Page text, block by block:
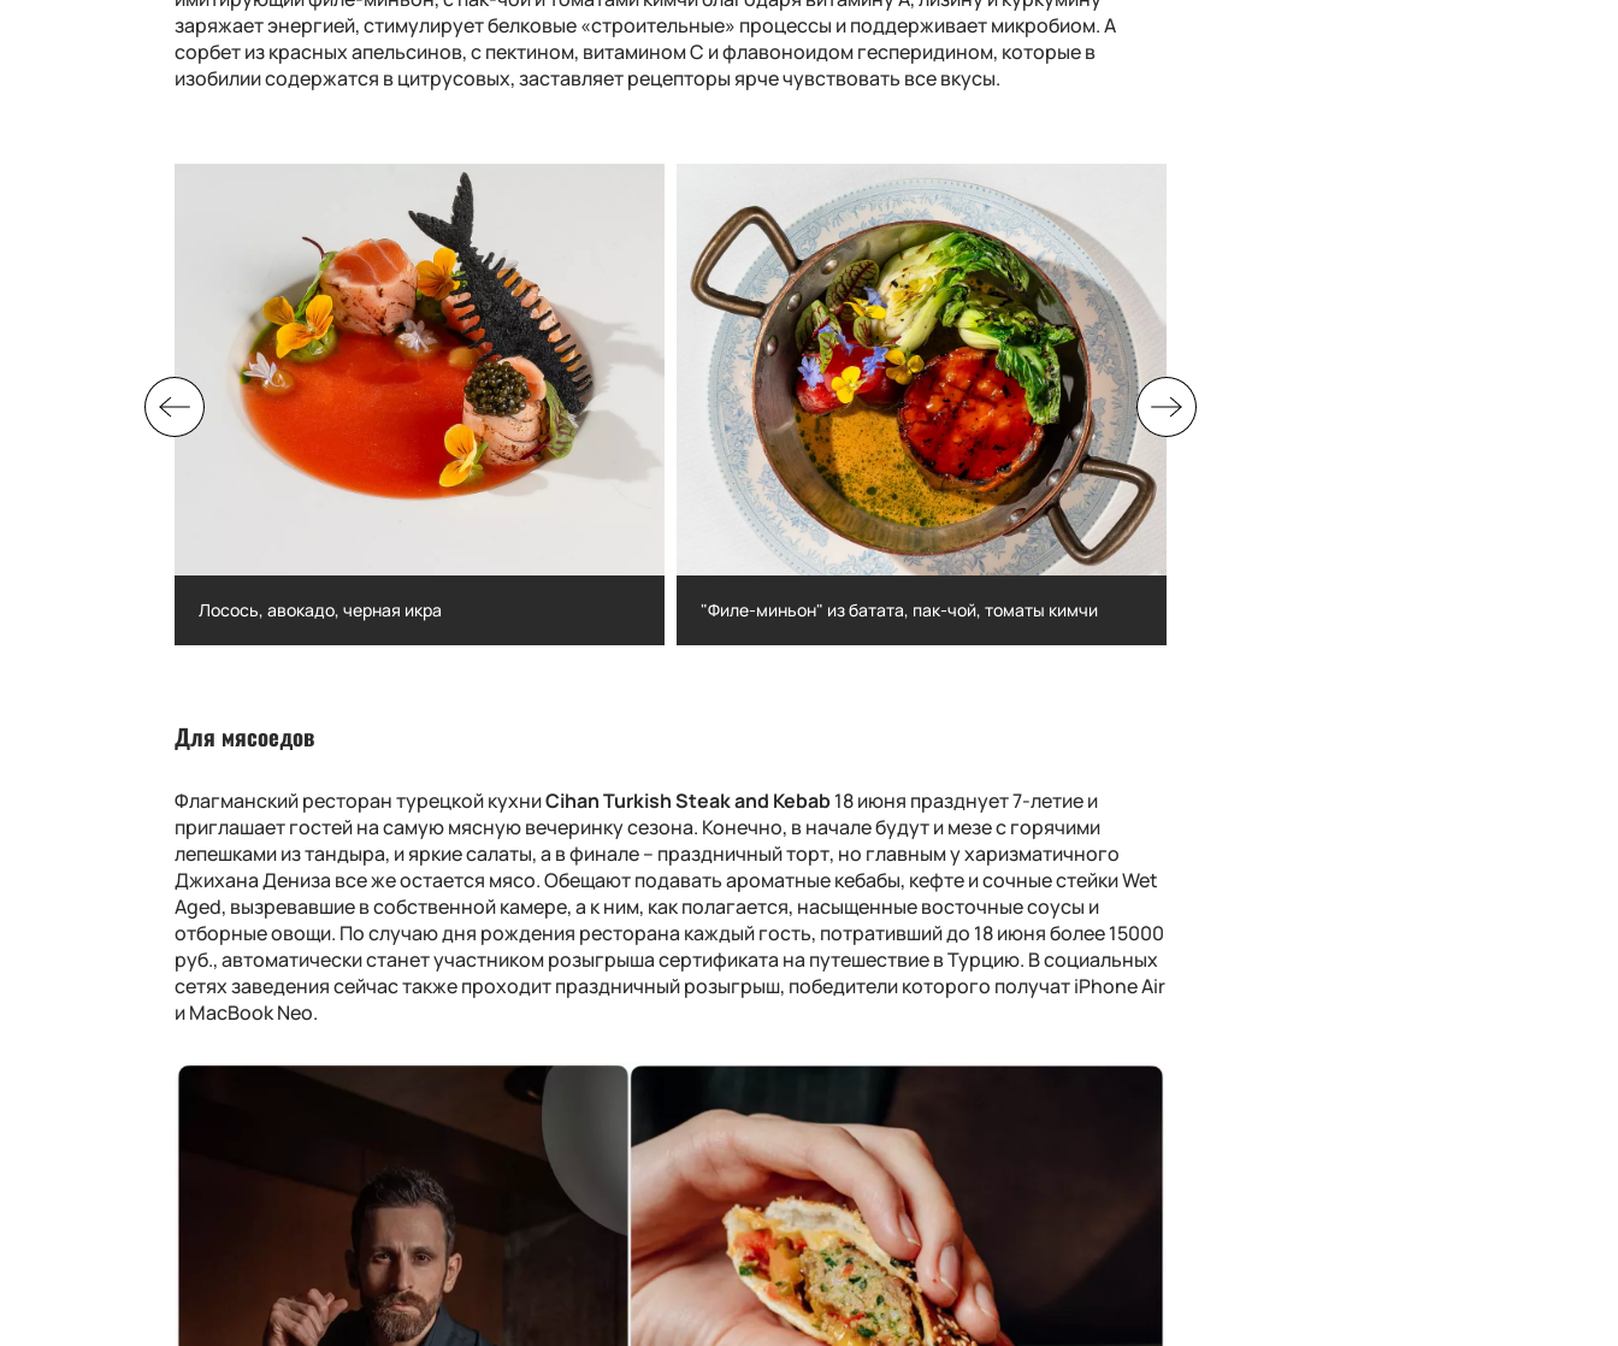
заряжает энергией, стимулирует белковые «строительные» процессы и поддерживает микробиом. А
сорбет из красных апельсинов, с пектином, витамином С и флавоноидом гесперидином, которые в
изобилии содержатся в цитрусовых, заставляет рецепторы ярче чувствовать все вкусы.
Лосось, авокадо, черная икра "Филе-миньон" из батата, пак-чой, томаты кимчи
Для мясоедов
Флагманский ресторан турецкой кухниCihan Turkish Steak and Kebab18 июня празднует 7-летие и
приглашает гостей на самую мясную вечеринку сезона. Конечно, в начале будут и мезе с горячими
лепешками из тандыра, и яркие салаты, а в финале – праздничный торт, но главным у харизматичного
Джихана Дениза все же остается мясо. Обещают подавать ароматные кебабы, кефте и сочные стейкиWet
Aged, вызревавшие в собственной камере, а к ним, как полагается, насыщенные восточные соусы и
отборные овощи. По случаю дня рождения ресторана каждый гость, потративший до 18 июня более 15000
руб., автоматически станет участником розыгрыша сертификата на путешествие в Турцию. В социальных
сетях заведения сейчас также проходит праздничный розыгрыш, победители которого получатiPhone Air
иMacBook Neo.